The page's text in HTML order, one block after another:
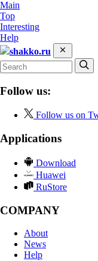
Main
Top
Interesting
Help
shakko.ru
Follow us:
Follow us on
Applications
Download
Huawei
RuStore
COMPANY
About
News
Help